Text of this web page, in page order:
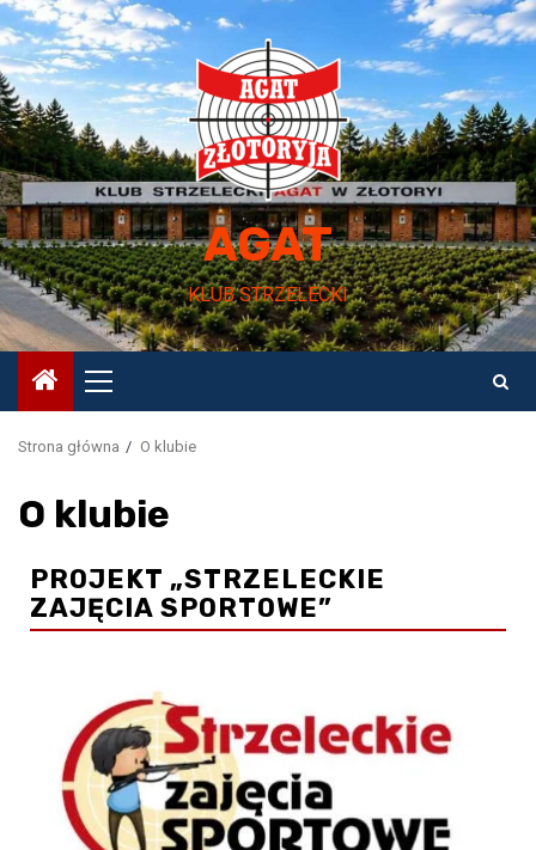
Przejdź
do
treści
AGAT
KLUB STRZELECKI
Menu
główne
Strona główna O klubie
O klubie
PROJEKT „STRZELECKIE
ZAJĘCIA SPORTOWE”